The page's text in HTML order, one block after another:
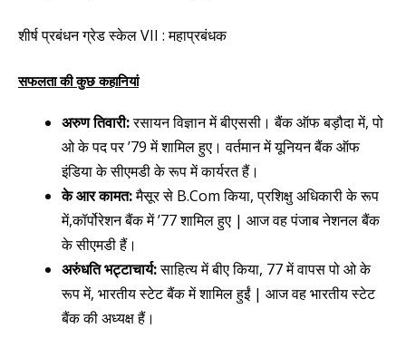
शीर्ष प्रबंधन ग्रेड स्केल VII : महाप्रबंधक
सफलता की कुछ कहानियां
अरुण तिवारी:रसायन विज्ञान में बीएससी। बैंक ऑफ बड़ौदा में, पो
ओ के पद पर ’79 में शामिल हुए। वर्तमान में यूनियन बैंक ऑफ
इंडिया के सीएमडी के रूप में कार्यरत हैं।
के आर कामत:मैसूर से B.Com किया, प्रशिक्षु अधिकारी के रूप
में,कॉर्पोरेशन बैंक में ’77 शामिल हुए | आज वह पंजाब नेशनल बैंक
के सीएमडी हैं।
अरुंधति भट्टाचार्य:साहित्य में बीए किया, 77 में वापस पो ओ के
रूप में, भारतीय स्टेट बैंक में शामिल हुईं | आज वह भारतीय स्टेट
बैंक की अध्यक्ष हैं।